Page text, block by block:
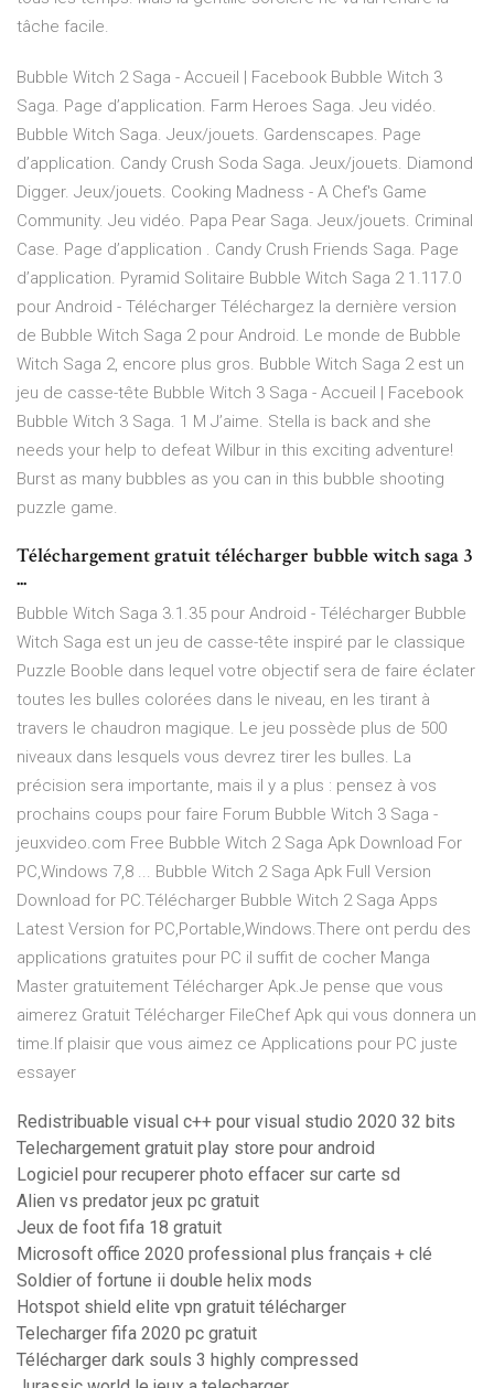
tâche facile.
Bubble Witch 2 Saga - Accueil | Facebook Bubble Witch 3
Saga. Page d’application. Farm Heroes Saga. Jeu vidéo.
Bubble Witch Saga. Jeux/jouets. Gardenscapes. Page
d’application. Candy Crush Soda Saga. Jeux/jouets. Diamond
Digger. Jeux/jouets. Cooking Madness - A Chef's Game
Community. Jeu vidéo. Papa Pear Saga. Jeux/jouets. Criminal
Case. Page d’application . Candy Crush Friends Saga. Page
d’application. Pyramid Solitaire Bubble Witch Saga 2 1.117.0
pour Android - Télécharger Téléchargez la dernière version
de Bubble Witch Saga 2 pour Android. Le monde de Bubble
Witch Saga 2, encore plus gros. Bubble Witch Saga 2 est un
jeu de casse-tête Bubble Witch 3 Saga - Accueil | Facebook
Bubble Witch 3 Saga. 1 M J’aime. Stella is back and she
needs your help to defeat Wilbur in this exciting adventure!
Burst as many bubbles as you can in this bubble shooting
puzzle game.
Téléchargement gratuit télécharger bubble witch saga 3
...
Bubble Witch Saga 3.1.35 pour Android - Télécharger Bubble
Witch Saga est un jeu de casse-tête inspiré par le classique
Puzzle Booble dans lequel votre objectif sera de faire éclater
toutes les bulles colorées dans le niveau, en les tirant à
travers le chaudron magique. Le jeu possède plus de 500
niveaux dans lesquels vous devrez tirer les bulles. La
précision sera importante, mais il y a plus : pensez à vos
prochains coups pour faire Forum Bubble Witch 3 Saga -
jeuxvideo.com Free Bubble Witch 2 Saga Apk Download For
PC,Windows 7,8 ... Bubble Witch 2 Saga Apk Full Version
Download for PC.Télécharger Bubble Witch 2 Saga Apps
Latest Version for PC,Portable,Windows.There ont perdu des
applications gratuites pour PC il suffit de cocher Manga
Master gratuitement Télécharger Apk.Je pense que vous
aimerez Gratuit Télécharger FileChef Apk qui vous donnera un
time.If plaisir que vous aimez ce Applications pour PC juste
essayer
Redistribuable visual c++ pour visual studio 2020 32 bits
Telechargement gratuit play store pour android
Logiciel pour recuperer photo effacer sur carte sd
Alien vs predator jeux pc gratuit
Jeux de foot fifa 18 gratuit
Microsoft office 2020 professional plus français + clé
Soldier of fortune ii double helix mods
Hotspot shield elite vpn gratuit télécharger
Telecharger fifa 2020 pc gratuit
Télécharger dark souls 3 highly compressed